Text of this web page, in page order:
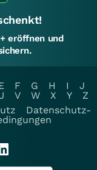
eröffnen und
F G H I
J
V W X Y
Z
Datenschutz-